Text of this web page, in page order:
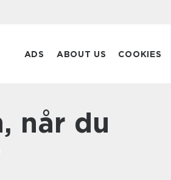
ADS ABOUT US COOKIES